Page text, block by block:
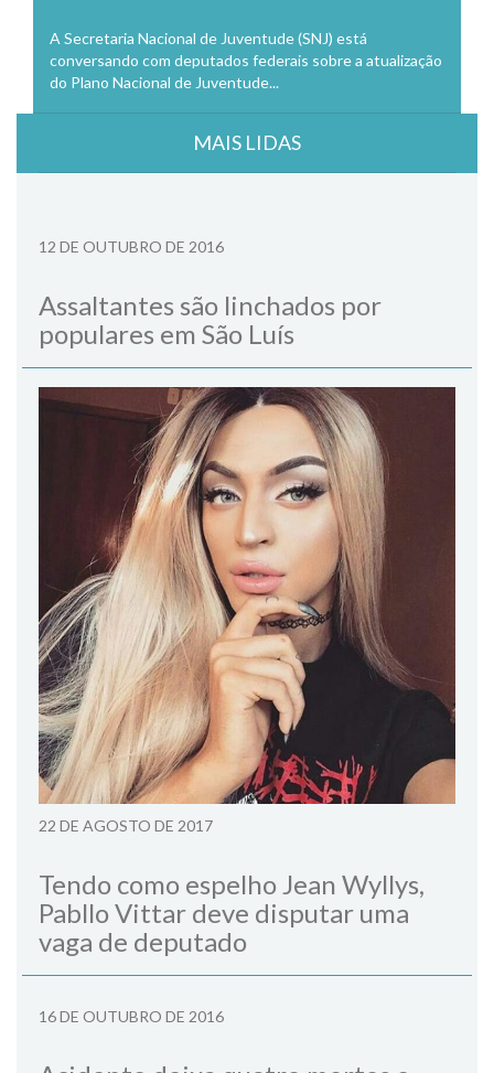
A Secretaria Nacional de Juventude (SNJ) está
conversando com deputados federais sobre a atualização
do Plano Nacional de Juventude...
MAIS LIDAS
12 DE OUTUBRO DE 2016
Assaltantes são linchados por
populares em São Luís
22 DE AGOSTO DE 2017
Tendo como espelho Jean Wyllys,
Pabllo Vittar deve disputar uma
vaga de deputado
16 DE OUTUBRO DE 2016